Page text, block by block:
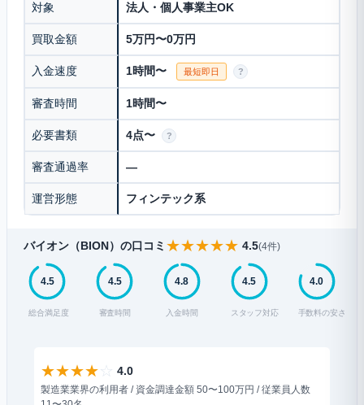
対象 法人・個人事業主OK
買取金額 5万円〜0万円
入金速度 1時間〜 最短即日 ?
審査時間 1時間〜
必要書類 4点〜 ?
審査通過率 —
運営形態 フィンテック系
バイオン（BION）の口コミ ★★★★★ 4.5(4件)
4.5
総合満足度
4.5
審査時間
4.8
入金時間
4.5
スタッフ対応
4.0
手数料の安さ
★★★★☆ 4.0
製造業業界の利用者 / 資金調達金額 50〜100万円 / 従業員人数